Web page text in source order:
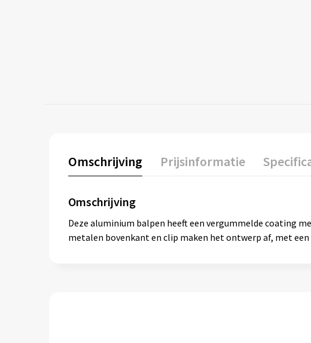
Omschrijving Prijsinformatie
Omschrijving
Deze aluminium balpen heeft een vergummelde coating
metalen bovenkant en clip maken het ontwerp af, met